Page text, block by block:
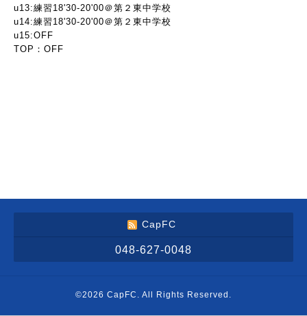
u13:練習18'30-20'00＠第２東中学校
u14:練習18'30-20'00＠第２東中学校
u15:OFF
TOP：OFF
CapFC
048-627-0048
©2026 CapFC . All Rights Reserved.